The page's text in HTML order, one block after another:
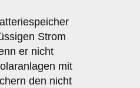
Strom
er nicht
mit
den nicht